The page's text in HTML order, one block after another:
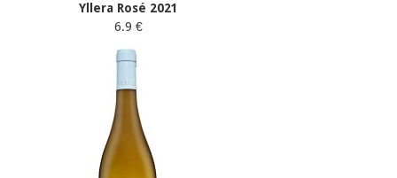
Yllera Rosé 2021
6.9 €